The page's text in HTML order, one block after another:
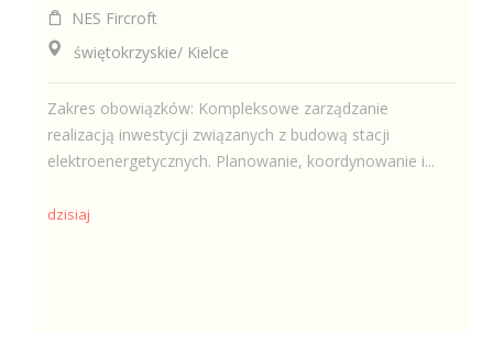
NES Fircroft
świętokrzyskie/ Kielce
Zakres obowiązków: Kompleksowe zarządzanie
realizacją inwestycji związanych z budową stacji
elektroenergetycznych. Planowanie, koordynowanie i...
dzisiaj